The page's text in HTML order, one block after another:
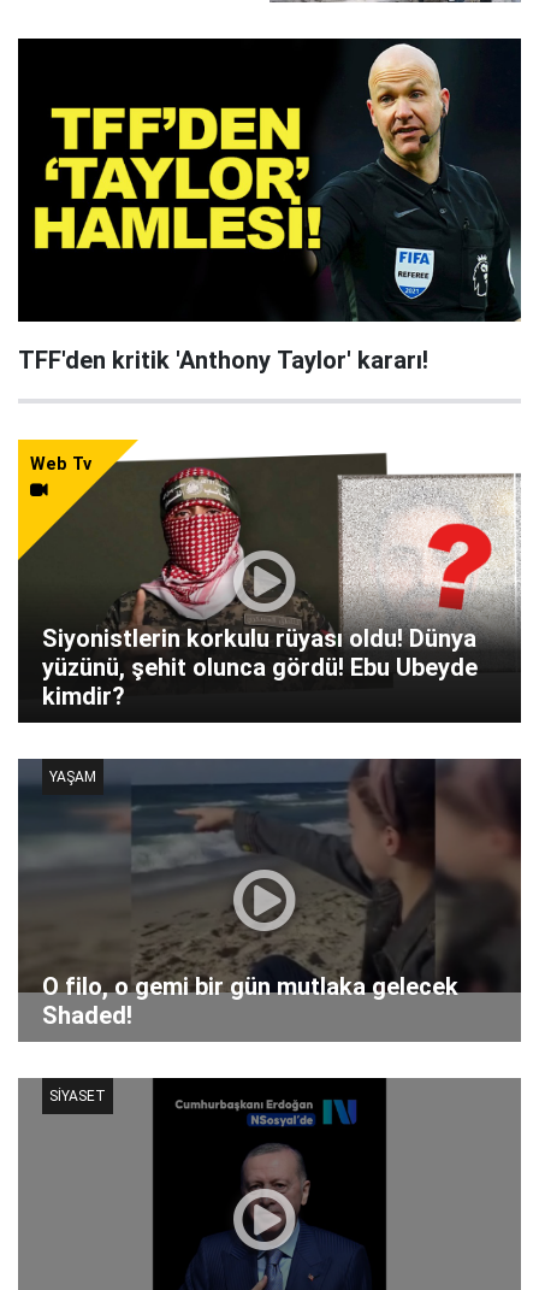
TFF'den kritik 'Anthony Taylor' kararı!
Web Tv
Siyonistlerin korkulu rüyası oldu! Dünya
yüzünü, şehit olunca gördü! Ebu Ubeyde
kimdir?
O filo, o gemi bir gün mutlaka gelecek
Shaded!
YAŞAM
SİYASET